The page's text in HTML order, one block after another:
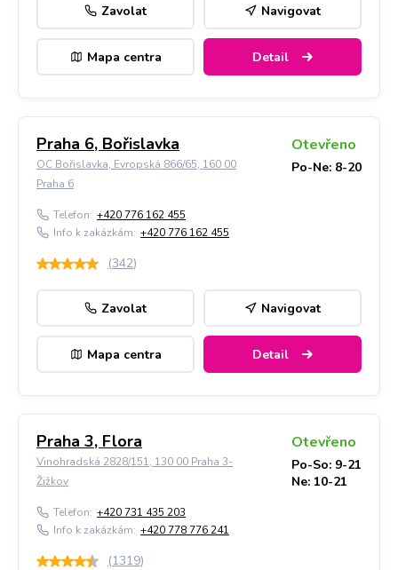
Zavolat Navigovat
Mapa centra Detail
Praha 6, Bořislavka
OC Bořislavka, Evropská 866/65, 160 00
Praha 6
Otevřeno
Po-Ne: 8-20
Telefon: +420 776 162 455
Info k zakázkám: +420 776 162 455
(342)
Zavolat Navigovat
Mapa centra Detail
Praha 3, Flora
Vinohradská 2828/151, 130 00 Praha 3-
Žižkov
Otevřeno
Po-So: 9-21
Ne: 10-21
Telefon: +420 731 435 203
Info k zakázkám: +420 778 776 241
(1319)